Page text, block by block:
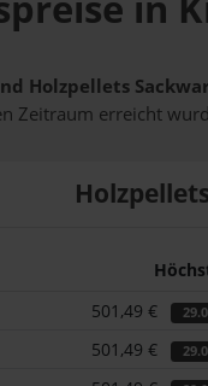
Holzpellets
Zeitraum erreicht
501,49 €
501,49 €